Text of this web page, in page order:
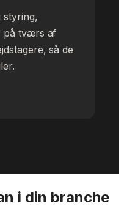
styring,
på tværs af
så de
i din branche